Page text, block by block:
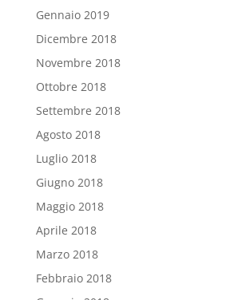
Gennaio 2019
Dicembre 2018
Novembre 2018
Ottobre 2018
Settembre 2018
Agosto 2018
Luglio 2018
Giugno 2018
Maggio 2018
Aprile 2018
Marzo 2018
Febbraio 2018